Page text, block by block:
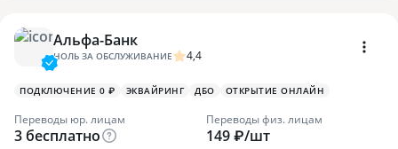
Альфа-Банк
НОЛЬ ЗА ОБСЛУЖИВАНИЕ 4,4
ПОДКЛЮЧЕНИЕ 0 ₽ ЭКВАЙРИНГ ДБО ОТКРЫТИЕ ОНЛАЙН
Переводы юр. лицам
3 бесплатно
Переводы физ. лицам
149 ₽/шт